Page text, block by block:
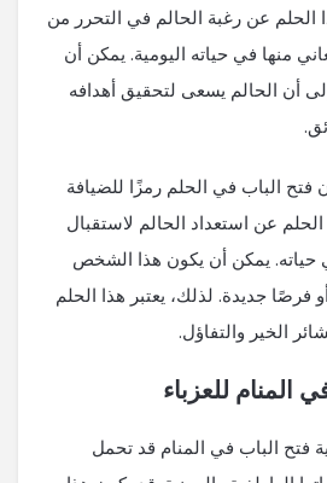
الحلم عن رغبة الحالم في التحرر من
منها في حياته اليومية. يمكن أن
أن الحالم يسعى لتحقيق أهدافه
فتح الباب في الحلم رمزًا للضيافة
الحلم عن استعداد الحالم لاستقبال
يمكن أن يكون هذا الشخص
فرصًا جديدة. لذلك، يعتبر هذا الحلم
الخير والتفاؤل.
المنام للعزباء
فتح الباب في المنام قد تحمل